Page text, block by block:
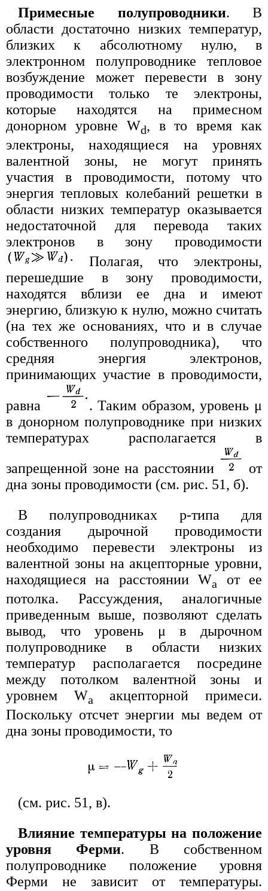
Примесные полупроводники. В
области достаточно низких температур,
близких к абсолютному нулю, в
электронном полупроводнике тепловое
возбуждение может перевести в зону
проводимости только те электроны,
которые находятся на примесном
донорном уровне Wd, в то время как
электроны, находящиеся на уровнях
валентной зоны, не могут принять
участия в проводимости, потому что
энергия тепловых колебаний решетки в
области низких температур оказывается
недостаточной для перевода таких
электронов в зону проводимости
Полагая, что электроны,
перешедшие в зону проводимости,
находятся вблизи ее дна и имеют
энергию, близкую к нулю, можно считать
(на тех же основаниях, что и в случае
собственного полупроводника), что
средняя энергия электронов,
принимающих участие в проводимости,
равна
. Таким образом, уровень μ
в донорном полупроводнике при низких
температурах располагается в
запрещенной зоне на расстоянии
от
дна зоны проводимости (см. рис. 51, б).
В полупроводниках p-типа для
создания дырочной проводимости
необходимо перевести электроны из
валентной зоны на акцепторные уровни,
находящиеся на расстоянии Wa
от ее
потолка. Рассуждения, аналогичные
приведенным выше, позволяют сделать
вывод, что уровень μ в дырочном
полупроводнике в области низких
температур располагается посредине
между потолком валентной зоны и
уровнем Wa
акцепторной примеси.
Поскольку отсчет энергии мы ведем от
дна зоны проводимости, то
(см. рис. 51, в).
Влияние температуры на положение
уровня Ферми. В собственном
полупроводнике положение уровня
Ферми не зависит от температуры.